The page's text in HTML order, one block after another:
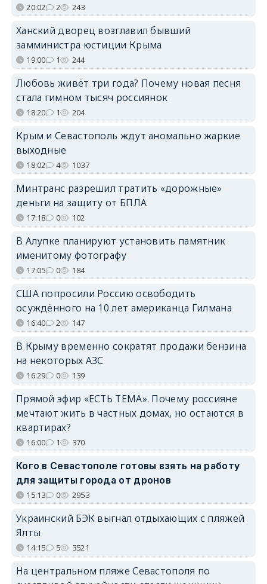
20:02 2 243
Ханский дворец возглавил бывший
замминистра юстиции Крыма
19:00 1 244
Любовь живёт три года? Почему новая песня
стала гимном тысяч россиянок
18:20 1 204
Крым и Севастополь ждут аномально жаркие
выходные
18:02 4 1037
Минтранс разрешил тратить «дорожные»
деньги на защиту от БПЛА
17:18 0 102
В Алупке планируют установить памятник
именитому фотографу
17:05 0 184
США попросили Россию освободить
осуждённого на 10 лет американца Гилмана
16:40 2 147
В Крыму временно сократят продажи бензина
на некоторых АЗС
16:29 0 139
Прямой эфир «ЕСТЬ ТЕМА». Почему россияне
мечтают жить в частных домах, но остаются в
квартирах?
16:00 1 370
Кого в Севастополе готовы взять на работу
для защиты города от дронов
15:13 0 2953
Украинский БЭК выгнал отдыхающих с пляжей
Ялты
14:15 5 3521
На центральном пляже Севастополя по